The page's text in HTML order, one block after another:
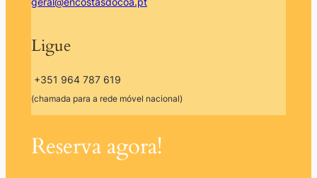
Ligue
+351 964 787 619
(chamada para a rede móvel nacional)
Reserva agora!